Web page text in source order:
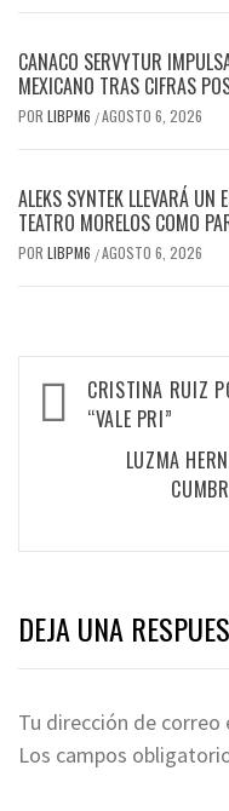
CANACO SERVYTUR
MEXICANO TRAS CIFRAS
POR LIBPM6 /AGOSTO 6, 2026
ALEKS SYNTEK LLEVARÁ UN
TEATRO MORELOS COMO
POR LIBPM6 /AGOSTO 6, 2026
CRISTINA RUIZ
“VALE PRI”
LUZMA
DEJA UNA
Tu dirección de
Los campos